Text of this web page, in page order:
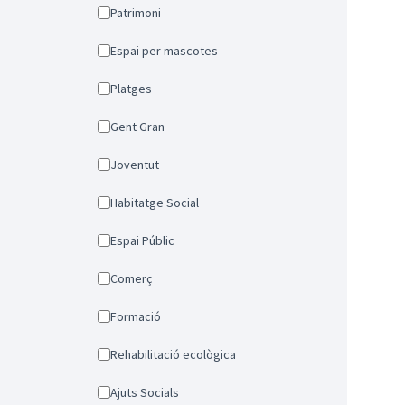
Patrimoni
Espai per mascotes
Platges
Gent Gran
Joventut
Habitatge Social
Espai Públic
Comerç
Formació
Rehabilitació ecològica
Ajuts Socials